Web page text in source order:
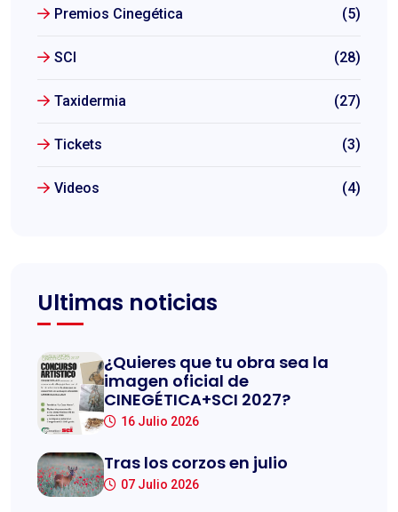
Premios Cinegética (5)
SCI (28)
Taxidermia (27)
Tickets (3)
Videos (4)
Ultimas noticias
¿Quieres que tu obra sea la
imagen oficial de
CINEGÉTICA+SCI 2027?
16 Julio 2026
Tras los corzos en julio
07 Julio 2026